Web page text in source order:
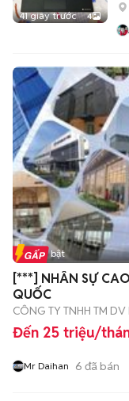
41 giây trước 4
Tin nổi bật
[***] NHÂN SỰ
QUỐC
CÔNG TY TNHH TM DV
Đến 25 triệu/
Mr Daihan 6 đã bán